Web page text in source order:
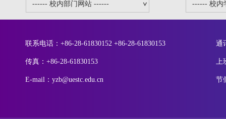
联系电话：+86-28-61830152 +86-28-61830153
传真：+86-28-61830153
E-mail：yzb@uestc.edu.cn
通
上
节